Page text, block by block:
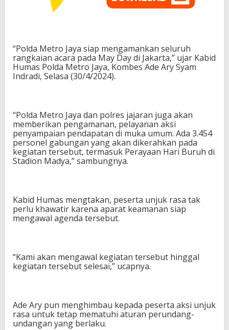
“Polda Metro Jaya siap mengamankan seluruh
rangkaian acara pada May Day di Jakarta,” ujar Kabid
Humas Polda Metro Jaya, Kombes Ade Ary Syam
Indradi, Selasa (30/4/2024).
“Polda Metro Jaya dan polres jajaran juga akan
memberikan pengamanan, pelayanan aksi
penyampaian pendapatan di muka umum. Ada 3.454
personel gabungan yang akan dikerahkan pada
kegiatan tersebut, termasuk Perayaan Hari Buruh di
Stadion Madya,” sambungnya.
Kabid Humas mengtakan, peserta unjuk rasa tak
perlu khawatir karena aparat keamanan siap
mengawal agenda tersebut.
“Kami akan mengawal kegiatan tersebut hinggal
kegiatan tersebut selesai,” ucapnya.
Ade Ary pun menghimbau kepada peserta aksi unjuk
rasa untuk tetap mematuhi aturan perundang-
undangan yang berlaku.